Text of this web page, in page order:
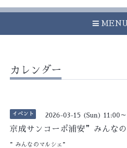
MENU
カレンダー
イベント 2026-03-15 (Sun) 11:00
京成サンコーポ浦安”みんな
”みんなのマルシェ”